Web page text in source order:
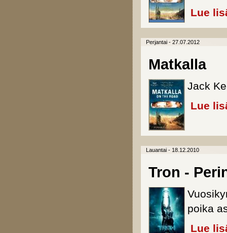
Lue
Perjantai - 27.07.2012
Matkalla
Jack
Lue
Lauantai - 18.12.2010
Tron -
poika
Lue